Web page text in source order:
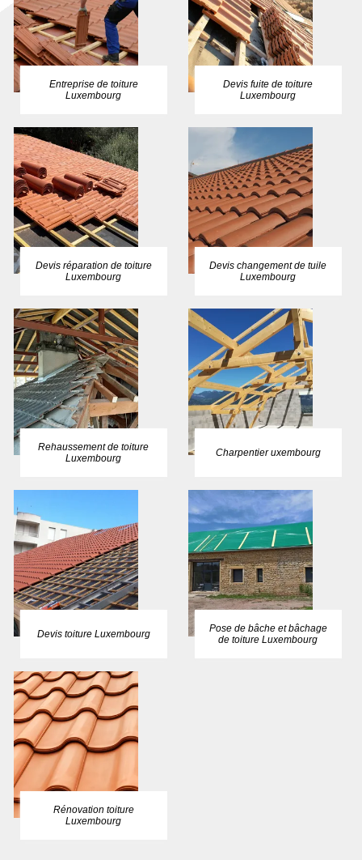
Entreprise de toiture
Luxembourg
Devis fuite de toiture
Luxembourg
Devis réparation de toiture
Luxembourg
Devis changement de tuile
Luxembourg
Rehaussement de toiture
Luxembourg
Charpentier uxembourg
Devis toiture Luxembourg
Pose de bâche et bâchage
de toiture Luxembourg
Rénovation toiture
Luxembourg